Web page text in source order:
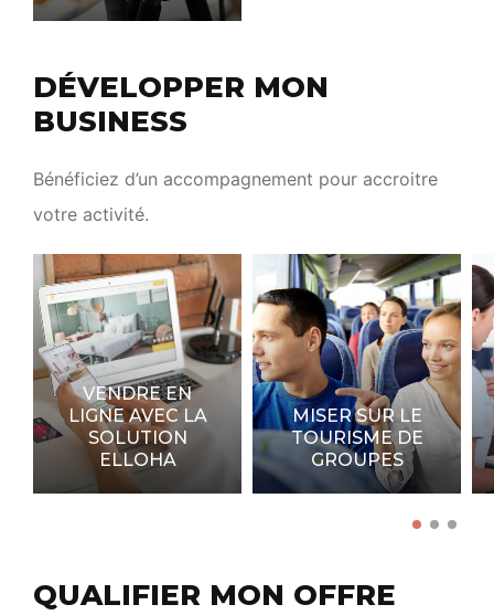
DÉVELOPPER MON
BUSINESS
Bénéficiez d’un accompagnement pour accroitre
votre activité.
VENDRE EN
LIGNE AVEC LA
SOLUTION
ELLOHA
MISER SUR LE
TOURISME DE
GROUPES
QUALIFIER MON OFFRE